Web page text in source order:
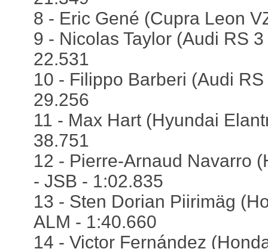
8 - Eric Gené (Cupra Leon
9 - Nicolas Taylor (Audi RS
22.531
10 - Filippo Barberi (Audi
29.256
11 - Max Hart (Hyundai
38.751
12 - Pierre-Arnaud Navarro
- JSB - 1:02.835
13 - Sten Dorian Piirimӓg
ALM - 1:40.660
14 - Victor Fernández